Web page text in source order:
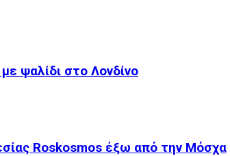
ψαλίδι στο Λονδίνο
Roskosmos έξω από την Μόσχα